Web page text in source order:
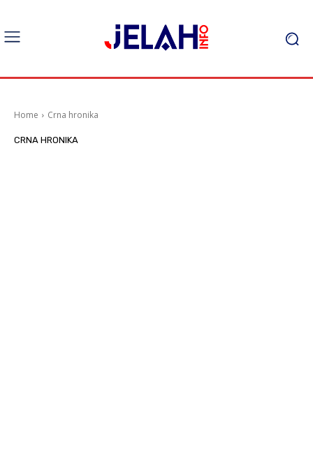
Home Crna hronika
CRNA HRONIKA